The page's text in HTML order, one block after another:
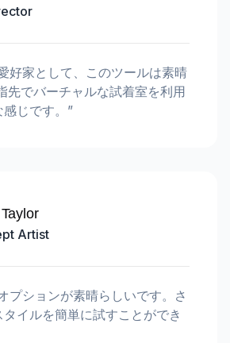
好家として、このツールは素晴
先でバーチャルな試着室を利用
じです。 ”
Artist
プションが素晴らしいです。さ
タイルを簡単に試すことができ